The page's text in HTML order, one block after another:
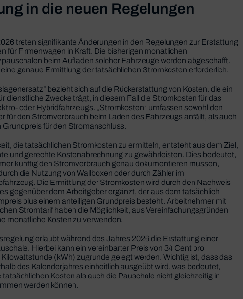
in die neuen Regelungen
treten signifikante Änderungen in den Regelungen zur Erstattung
für Firmenwagen in Kraft. Die bisherigen monatlichen
beim Aufladen solcher Fahrzeuge werden abgeschafft.
genaue Ermittlung der tatsächlichen Stromkosten erforderlich.
bezieht sich auf die Rückerstattung von Kosten, die ein
dienstliche Zwecke trägt, in diesem Fall die Stromkosten für das
oder Hybridfahrzeugs. „Stromkosten“ umfassen sowohl den
für den Stromverbrauch beim Laden des Fahrzeugs anfällt, als auch
Grundpreis für den Stromanschluss.
die tatsächlichen Stromkosten zu ermitteln, entsteht aus dem Ziel,
und gerechte Kostenabrechnung zu gewährleisten. Dies bedeutet,
künftig den Stromverbrauch genau dokumentieren müssen,
die Nutzung von Wallboxen oder durch Zähler im
Die Ermittlung der Stromkosten wird durch den Nachweis
gegenüber dem Arbeitgeber ergänzt, der aus dem tatsächlich
plus einem anteiligen Grundpreis besteht. Arbeitnehmer mit
Stromtarif haben die Möglichkeit, aus Vereinfachungsgründen
monatliche Kosten zu verwenden.
erlaubt während des Jahres 2026 die Erstattung einer
Hierbei kann ein vereinbarter Preis von 34 Cent pro
(kWh) zugrunde gelegt werden. Wichtig ist, dass das
des Kalenderjahres einheitlich ausgeübt wird, was bedeutet,
tatsächlichen Kosten als auch die Pauschale nicht gleichzeitig in
werden können.